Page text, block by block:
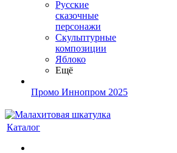
Русские
сказочные
персонажи
Скульптурные
композиции
Яблоко
Ещё
Промо Иннопром 2025
Каталог